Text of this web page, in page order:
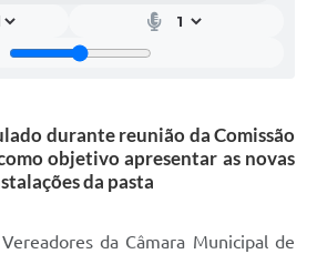
durante reunião da Comissão
objetivo apresentar as novas
da pasta
da Câmara Municipal de